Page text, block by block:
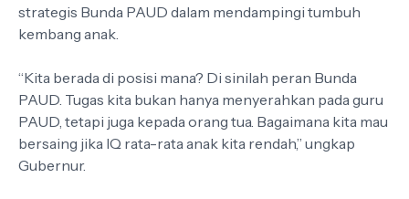
strategis Bunda PAUD dalam mendampingi tumbuh
kembang anak.
“Kita berada di posisi mana? Di sinilah peran Bunda
PAUD. Tugas kita bukan hanya menyerahkan pada guru
PAUD, tetapi juga kepada orang tua. Bagaimana kita mau
bersaing jika IQ rata-rata anak kita rendah,” ungkap
Gubernur.